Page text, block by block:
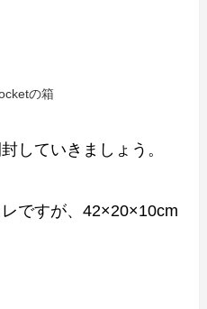
の箱
していきましょう。
ですが、42×20×10cm